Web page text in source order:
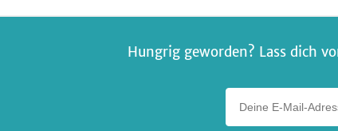
Hungrig geworden? Lass dich